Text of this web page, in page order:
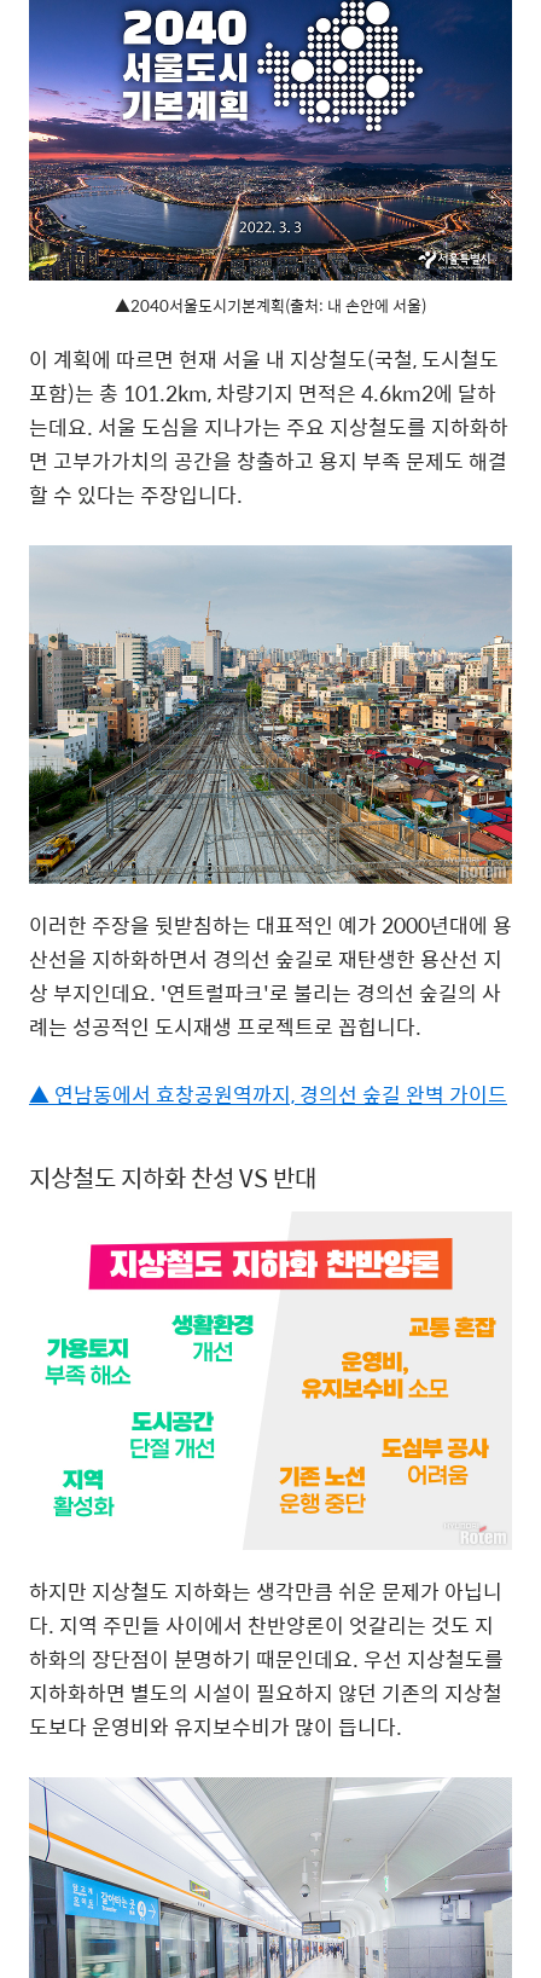
▲2040서울도시기본계획(출처: 내 손안에 서울)
이 계획에 따르면 현재 서울 내 지상철도(국철, 도시철도
포함)는 총 101.2km, 차량기지 면적은 4.6km2에 달하
는데요. 서울 도심을 지나가는 주요 지상철도를 지하화하
면 고부가가치의 공간을 창출하고 용지 부족 문제도 해결
할 수 있다는 주장입니다.
이러한 주장을 뒷받침하는 대표적인 예가 2000년대에 용
산선을 지하화하면서 경의선 숲길로 재탄생한 용산선 지
상 부지인데요. '연트럴파크'로 불리는 경의선 숲길의 사
례는 성공적인 도시재생 프로젝트로 꼽힙니다.
▲ 연남동에서 효창공원역까지, 경의선 숲길 완벽 가이드
지상철도 지하화 찬성 VS 반대
하지만 지상철도 지하화는 생각만큼 쉬운 문제가 아닙니
다. 지역 주민들 사이에서 찬반양론이 엇갈리는 것도 지
하화의 장단점이 분명하기 때문인데요. 우선 지상철도를
지하화하면 별도의 시설이 필요하지 않던 기존의 지상철
도보다 운영비와 유지보수비가 많이 듭니다.